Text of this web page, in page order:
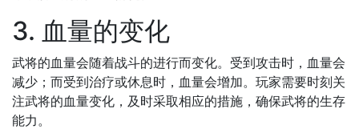
3. 血量的变化
武将的血量会随着战斗的进行而变化。受到攻击时，血量会
减少；而受到治疗或休息时，血量会增加。玩家需要时刻关
注武将的血量变化，及时采取相应的措施，确保武将的生存
能力。